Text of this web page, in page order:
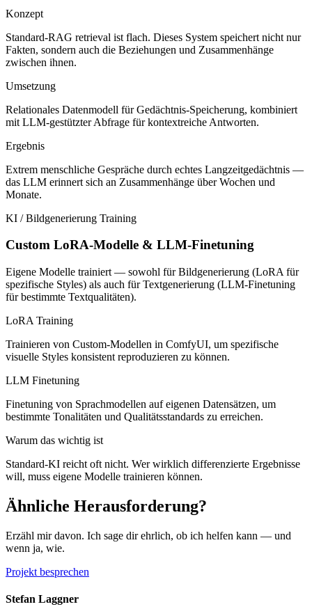
Konzept
Standard-RAG retrieval ist flach. Dieses System speichert nicht nur
Fakten, sondern auch die Beziehungen und Zusammenhänge
zwischen ihnen.
Umsetzung
Relationales Datenmodell für Gedächtnis-Speicherung, kombiniert
mit LLM-gestützter Abfrage für kontextreiche Antworten.
Ergebnis
Extrem menschliche Gespräche durch echtes Langzeitgedächtnis —
das LLM erinnert sich an Zusammenhänge über Wochen und
Monate.
KI / Bildgenerierung Training
Custom LoRA-Modelle & LLM-Finetuning
Eigene Modelle trainiert — sowohl für Bildgenerierung (LoRA für
spezifische Styles) als auch für Textgenerierung (LLM-Finetuning
für bestimmte Textqualitäten).
LoRA Training
Trainieren von Custom-Modellen in ComfyUI, um spezifische
visuelle Styles konsistent reproduzieren zu können.
LLM Finetuning
Finetuning von Sprachmodellen auf eigenen Datensätzen, um
bestimmte Tonalitäten und Qualitätsstandards zu erreichen.
Warum das wichtig ist
Standard-KI reicht oft nicht. Wer wirklich differenzierte Ergebnisse
will, muss eigene Modelle trainieren können.
Ähnliche Herausforderung?
Erzähl mir davon. Ich sage dir ehrlich, ob ich helfen kann — und
wenn ja, wie.
Projekt besprechen
Stefan Laggner